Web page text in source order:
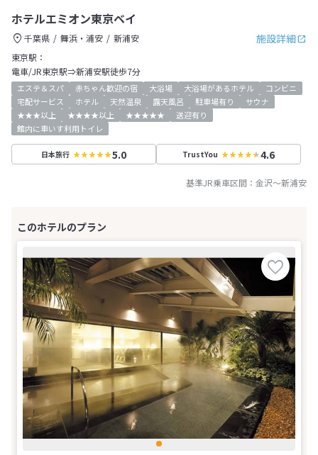
ホテルエミオン東京ベイ
施設詳細
千葉県 舞浜・浦安
新浦安
東京駅：
電車/JR東京駅⇒新浦安駅徒歩7分
エステ＆スパ 赤ちゃん歓迎の宿 大浴場 大浴場があるホテル
コンビニ
宅配サービス
ホテル 天然温泉 露天風呂 駐車場有り
サウナ
★★★以上
★★★★以上 ★★★★★
送迎有り
館内に車いす利用トイレ
日本旅行 5.0 TrustYou 4.6
基準JR乗車区間： 金沢～新浦安